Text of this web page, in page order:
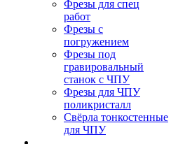
Фрезы для спец
работ
Фрезы с
погружением
Фрезы под
гравировальный
станок с ЧПУ
Фрезы для ЧПУ
поликристалл
Свёрла тонкостенные
для ЧПУ